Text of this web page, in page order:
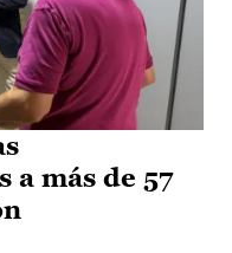
a más de 57